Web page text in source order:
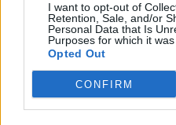
I want to opt-out of
Retention, Sale, and/or
Personal Data that Is
Purposes for which it was
Opted Out
CONFIRM
Pradėtas ikiteisminis
priežasčiai nustatyti.
Buvote įvykio vietoje?
medžiagos? Pasidalinkite